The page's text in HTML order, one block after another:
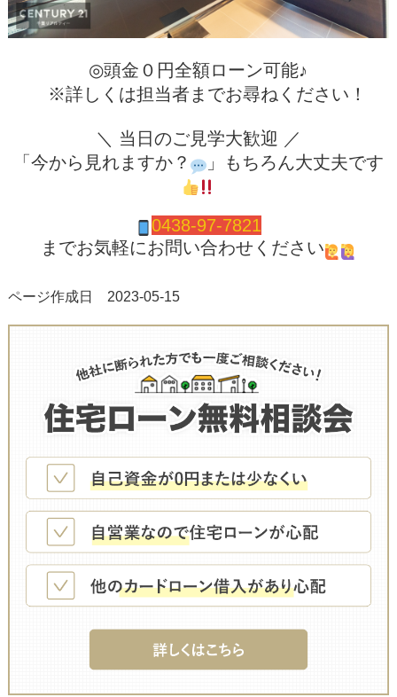
◎頭金０円全額ローン可能♪
※詳しくは担当者までお尋ねください！
＼ 当日のご見学大歓迎 ／
「今から見れますか？
」もちろん大丈夫です
0438-97-7821
までお気軽にお問い合わせください
ページ作成日 2023-05-15